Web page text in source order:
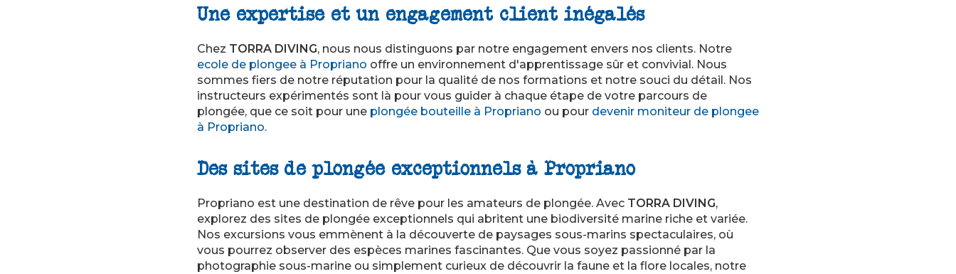
Une expertise et un engagement client inégalés
Chez TORRA DIVING, nous nous distinguons par notre engagement envers nos clients. Notre
ecole de plongee à Propriano offre un environnement d'apprentissage sûr et convivial. Nous
sommes fiers de notre réputation pour la qualité de nos formations et notre souci du détail. Nos
instructeurs expérimentés sont là pour vous guider à chaque étape de votre parcours de
plongée, que ce soit pour une plongée bouteille à Propriano ou pour devenir moniteur de plongee
à Propriano.
Des sites de plongée exceptionnels à Propriano
Propriano est une destination de rêve pour les amateurs de plongée. Avec TORRA DIVING,
explorez des sites de plongée exceptionnels qui abritent une biodiversité marine riche et variée.
Nos excursions vous emmènent à la découverte de paysages sous-marins spectaculaires, où
vous pourrez observer des espèces marines fascinantes. Que vous soyez passionné par la
photographie sous-marine ou simplement curieux de découvrir la faune et la flore locales, notre